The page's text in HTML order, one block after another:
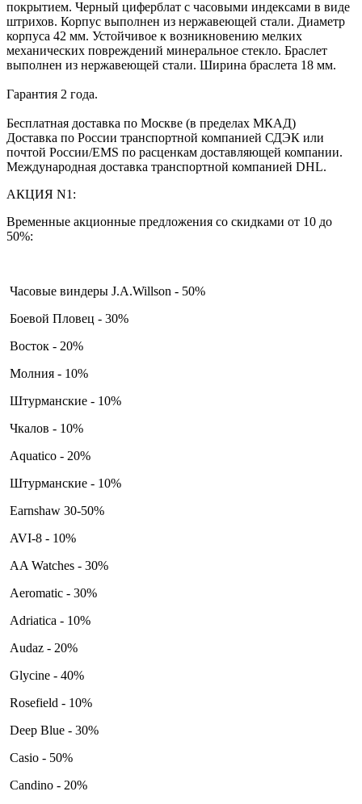
покрытием. Черный циферблат с часовыми индексами в виде
штрихов. Корпус выполнен из нержавеющей стали. Диаметр
корпуса 42 мм. Устойчивое к возникновению мелких
механических повреждений минеральное стекло. Браслет
выполнен из нержавеющей стали. Ширина браслета 18 мм.
Гарантия 2 года.
Бесплатная доставка по Москве (в пределах МКАД)
Доставка по России транспортной компанией СДЭК или
почтой России/EMS по расценкам доставляющей компании.
Международная доставка транспортной компанией DHL.
АКЦИЯ N1:
Временные акционные предложения со скидками от 10 до
50%:
Часовые виндеры J.A.Willson - 50%
Боевой Пловец - 30%
Восток - 20%
Молния - 10%
Штурманские - 10%
Чкалов - 10%
Aquatico - 20%
Штурманские - 10%
Earnshaw 30-50%
AVI-8 - 10%
AA Watches - 30%
Aeromatic - 30%
Adriatica - 10%
Audaz - 20%
Glycine - 40%
Rosefield - 10%
Deep Blue - 30%
Casio - 50%
Candino - 20%